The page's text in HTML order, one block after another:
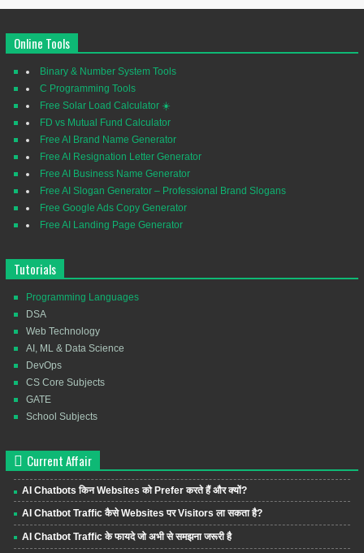
Online Tools
Binary & Number System Tools
C Programming Tools
Free Solar Load Calculator ☀️
FD vs Mutual Fund Calculator
Free AI Brand Name Generator
Free AI Resignation Letter Generator
Free AI Business Name Generator
Free AI Slogan Generator – Professional Brand Slogans
Free Google Ads Copy Generator
Free AI Landing Page Generator
Tutorials
Programming Languages
DSA
Web Technology
AI, ML & Data Science
DevOps
CS Core Subjects
GATE
School Subjects
Current Affair
AI Chatbots किन Websites को Prefer करते हैं और क्यों?
AI Chatbot Traffic कैसे Websites पर Visitors ला सकता है?
AI Chatbot Traffic के फायदे जो अभी से समझना जरूरी है